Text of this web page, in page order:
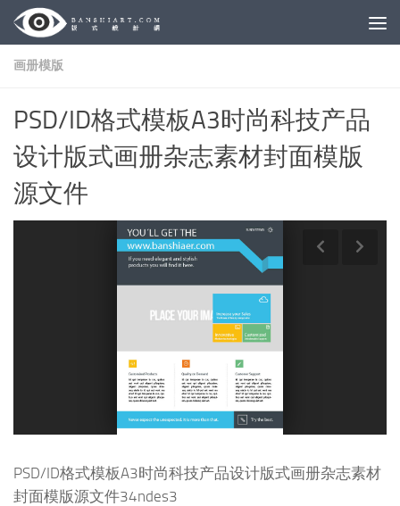
Skip to content
画册模版
PSD/ID格式模板A3时尚科技产品
设计版式画册杂志素材封面模版
源文件
PSD/ID格式模板A3时尚科技产品设计版式画册杂志素材
封面模版源文件34ndes3